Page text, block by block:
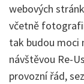
webových
včetně
tak budou moci
návštěvou Re-
provozní řád,